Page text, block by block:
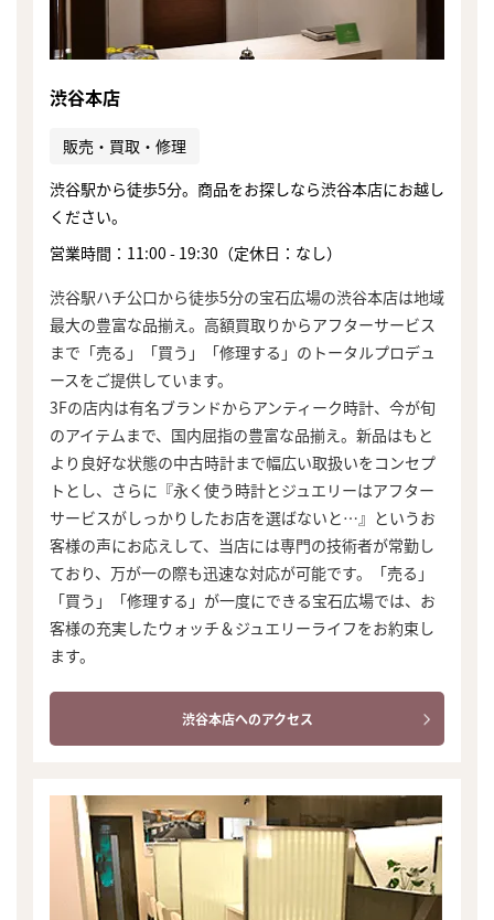
渋谷本店
販売・買取・修理
渋谷駅から徒歩5分。商品をお探しなら渋谷本店にお越し
ください。
営業時間：11:00 - 19:30（定休日：なし）
渋谷駅ハチ公口から徒歩5分の宝石広場の渋谷本店は地域
最大の豊富な品揃え。高額買取りからアフターサービス
まで「売る」「買う」「修理する」のトータルプロデュ
ースをご提供しています。
3Fの店内は有名ブランドからアンティーク時計、今が旬
のアイテムまで、国内屈指の豊富な品揃え。新品はもと
より良好な状態の中古時計まで幅広い取扱いをコンセプ
トとし、さらに『永く使う時計とジュエリーはアフター
サービスがしっかりしたお店を選ばないと…』というお
客様の声にお応えして、当店には専門の技術者が常勤し
ており、万が一の際も迅速な対応が可能です。「売る」
「買う」「修理する」が一度にできる宝石広場では、お
客様の充実したウォッチ＆ジュエリーライフをお約束し
ます。
渋谷本店へのアクセス